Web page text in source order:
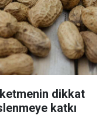
dikkat
katkı